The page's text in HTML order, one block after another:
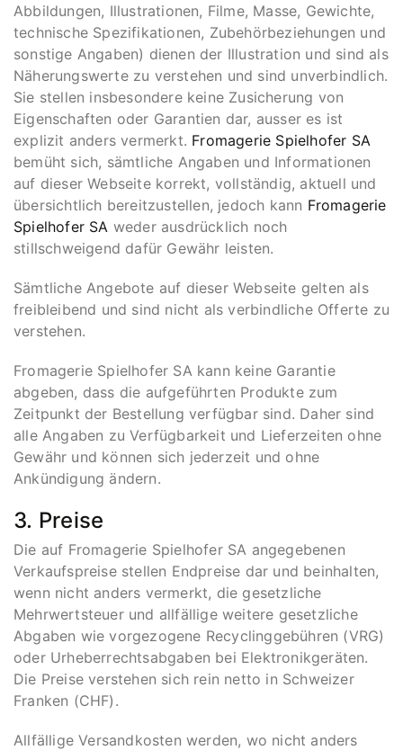
Abbildungen, Illustrationen, Filme, Masse, Gewichte,
technische Spezifikationen, Zubehörbeziehungen und
sonstige Angaben) dienen der Illustration und sind als
Näherungswerte zu verstehen und sind unverbindlich.
Sie stellen insbesondere keine Zusicherung von
Eigenschaften oder Garantien dar, ausser es ist
explizit anders vermerkt. Fromagerie Spielhofer SA
bemüht sich, sämtliche Angaben und Informationen
auf dieser Webseite korrekt, vollständig, aktuell und
übersichtlich bereitzustellen, jedoch kann Fromagerie
Spielhofer SA weder ausdrücklich noch
stillschweigend dafür Gewähr leisten.
Sämtliche Angebote auf dieser Webseite gelten als
freibleibend und sind nicht als verbindliche Offerte zu
verstehen.
Fromagerie Spielhofer SA kann keine Garantie
abgeben, dass die aufgeführten Produkte zum
Zeitpunkt der Bestellung verfügbar sind. Daher sind
alle Angaben zu Verfügbarkeit und Lieferzeiten ohne
Gewähr und können sich jederzeit und ohne
Ankündigung ändern.
3. Preise
Die auf Fromagerie Spielhofer SA angegebenen
Verkaufspreise stellen Endpreise dar und beinhalten,
wenn nicht anders vermerkt, die gesetzliche
Mehrwertsteuer und allfällige weitere gesetzliche
Abgaben wie vorgezogene Recyclinggebühren (VRG)
oder Urheberrechtsabgaben bei Elektronikgeräten.
Die Preise verstehen sich rein netto in Schweizer
Franken (CHF).
Allfällige Versandkosten werden, wo nicht anders